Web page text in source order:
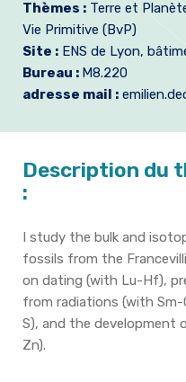
Recherche
Instrumentation
Infos pratiques
Thèmes : Terre et
Vie Primitive (BvP)
Site : ENS de Lyon,
Bureau : M8.220
adresse mail :
Description du
:
I study the bulk and
fossils from the
on dating (with Lu-Hf),
from radiations (with
S), and the development
Zn).